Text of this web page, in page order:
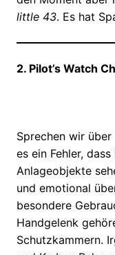
little 43. Es hat
2. Pilot’s Watch
Sprechen wir
es ein Fehler,
Anlageobjekte
und emotional
besondere
Handgelenk
Schutzkammern.